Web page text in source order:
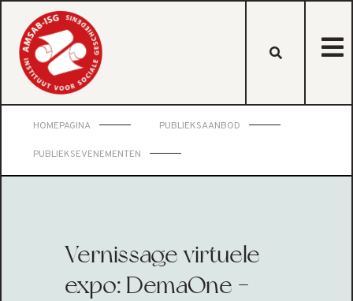
HOMEPAGINA PUBLIEKSAANBOD
PUBLIEKSEVENEMENTEN
Vernissage virtuele
expo: DemaOne -